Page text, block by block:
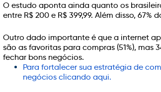
O estudo aponta ainda quanto os
entre R$ 200 e R$ 399,99. Além disso,
Outro dado importante é que a internet
são as favoritas para compras (51%),
fechar bons negócios.
Para fortalecer sua estratégia de
negócios clicando aqui.